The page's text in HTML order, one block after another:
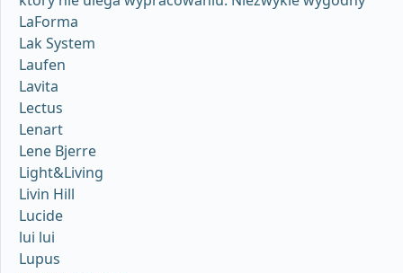
LaForma
Lak System
Laufen
Lavita
Lectus
Lenart
Lene Bjerre
Light&Living
Livin Hill
Lucide
lui lui
Lupus